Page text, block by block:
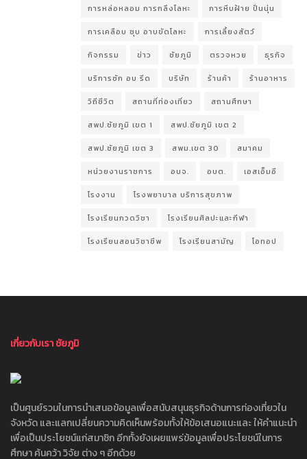
การหล่อหลอม การกลึงโลหะ การหีบฝ้าย ปั่นนุ่น
การเคลือบ ชุบ อาบขัดโลหะ การเลี้ยงสัตว์
กิจกรรม ข่าว ชัยภูมิ ตรวจหวย ธุรกิจ
บริการซัก อบ รีด บริษัท ร้านค้า ร้านอาหาร
วิถีชีวิต สถานที่ท่องเที่ยว สถานศึกษา
สพป.ชัยภูมิ เขต 1 สพป.ชัยภูมิ เขต 2
สพป.ชัยภูมิ เขต 3 สพม.เขต 30 สมาคม
หน่วยงานราชการ อบจ. อบต. เอสเอ็มอี
โรงงาน โรงพยาบาล บริการสุขภาพ
โรงเรียนกวดวิชา โรงเรียนศิลปะและกีฬา
โรงเรียนสอนวิชาชีพ โรงเรียนสามัญ โอทอป
เกี่ยวกับเรา ชัยภูมิ
เป็นศูนย์รวมในการนำเสนอข้อมูลเพื่อสนับสนุนธุรกิจด้านการท่องเที่ยวใน
จังหวัด และแลกเปลี่ยนความคิดเห็นพร้อมทั้งให้ข้อเสนอแนะและ ให้คำแนะนำ
เพื่อเป็นประโยชน์แก่สมาชิก อีกทั้งยังเผยแพร่ข้อมูลเพื่อประโยชน์ในการ
ศึกษา ค้นคว้า วิจัย ต่าง ๆ อีกด้วย